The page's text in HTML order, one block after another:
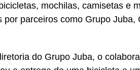
mochilas, camisetas e
por parceiros como Grupo
do Grupo Juba, o